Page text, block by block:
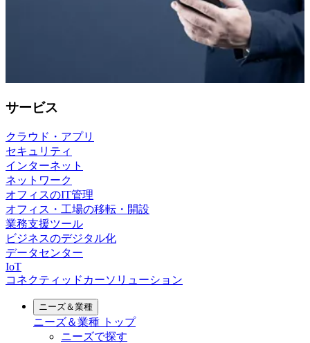
サービス
クラウド・アプリ
セキュリティ
インターネット
ネットワーク
オフィスのIT管理
オフィス・工場の移転・開設
業務支援ツール
ビジネスのデジタル化
データセンター
IoT
コネクティッドカーソリューション
ニーズ＆業種
ニーズ＆業種 トップ
ニーズで探す